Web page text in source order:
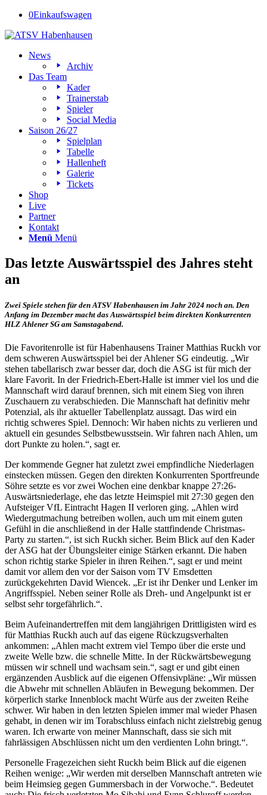
0Einkaufswagen
News
Archiv
Das Team
Kader
Trainerstab
Spieler
Social Media
Saison 26/27
Spielplan
Tabelle
Hallenheft
Galerie
Tickets
Shop
Live
Partner
Kontakt
Menü Menü
Das letzte Auswärtsspiel des Jahres steht
an
Zwei Spiele stehen für den ATSV Habenhausen im Jahr 2024 noch an. Den
Anfang im Dezember macht das Auswärtsspiel beim direkten Konkurrenten
HLZ Ahlener SG am Samstagabend.
Die Favoritenrolle ist für Habenhausens Trainer Matthias Ruckh vor
dem schweren Auswärtsspiel bei der Ahlener SG eindeutig. „Wir
stehen tabellarisch zwar besser dar, doch die ASG ist für mich der
klare Favorit. In der Friedrich-Ebert-Halle ist immer viel los und die
Mannschaft wird darauf brennen, sich mit einem Sieg von ihren
Zuschauern zu verabschieden. Die Mannschaft hat definitiv mehr
Potenzial, als ihr aktueller Tabellenplatz aussagt. Das wird ein
richtig schweres Spiel. Dennoch: Wir haben nichts zu verlieren und
aktuell ein gesundes Selbstbewusstsein. Wir fahren nach Ahlen, um
dort Punkte zu holen.“, sagt er.
Der kommende Gegner hat zuletzt zwei empfindliche Niederlagen
einstecken müssen. Gegen den direkten Konkurrenten Sportfreunde
Söhre setzte es vor zwei Wochen eine denkbar knappe 27:26-
Auswärtsniederlage, ehe das letzte Heimspiel mit 27:30 gegen den
Aufsteiger VfL Eintracht Hagen II verloren ging. „Ahlen wird
Wiedergutmachung betreiben wollen, auch um mit einem guten
Gefühl in die anschließend in der Halle stattfindende Christmas-
Party zu starten.“, ist sich Ruckh sicher. Beim Blick auf den Kader
der ASG hat der Übungsleiter einige Stärken erkannt. Die haben
schon richtig starke Spieler in ihren Reihen.“, sagt er und meint
damit vor allem den vor der Saison vom TV Emsdetten
zurückgekehrten David Wiencek. „Er ist ihr Denker und Lenker im
Angriffsspiel. Neben seiner Rolle als Dreh- und Angelpunkt ist er
selbst sehr torgefährlich.“.
Beim Aufeinandertreffen mit dem langjährigen Drittligisten wird es
für Matthias Ruckh auch auf das eigene Rückzugsverhalten
ankommen: „Ahlen macht extrem viel Tempo über die erste und
zweite Welle bzw. die schnelle Mitte. In der Rückwärtsbewegung
müssen wir schnell und wachsam sein.“, sagt er und gibt einen
ergänzenden Ausblick auf die eigenen Offensivpläne: „Wir müssen
die Abwehr mit schnellen Abläufen in Bewegung bekommen. Der
körperlich starke Innenblock macht Würfe aus der zweiten Reihe
schwer. Wir haben in den letzten Spielen immer mal wieder Phasen
gehabt, in denen wir im Torabschluss einfach nicht zielstrebig genug
waren. Ich erwarte von meiner Mannschaft, dass sie sich mit
fahrlässigen Abschlüssen nicht um den verdienten Lohn bringt.“.
Personelle Fragezeichen sieht Ruckh beim Blick auf die eigenen
Reihen wenige: „Wir werden mit derselben Mannschaft antreten wie
beim Heimsieg gegen Gummersbach in der Vorwoche.“. Bedeutet